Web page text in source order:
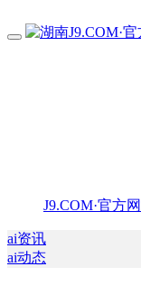
J9.COM·官方
ai资讯
ai动态